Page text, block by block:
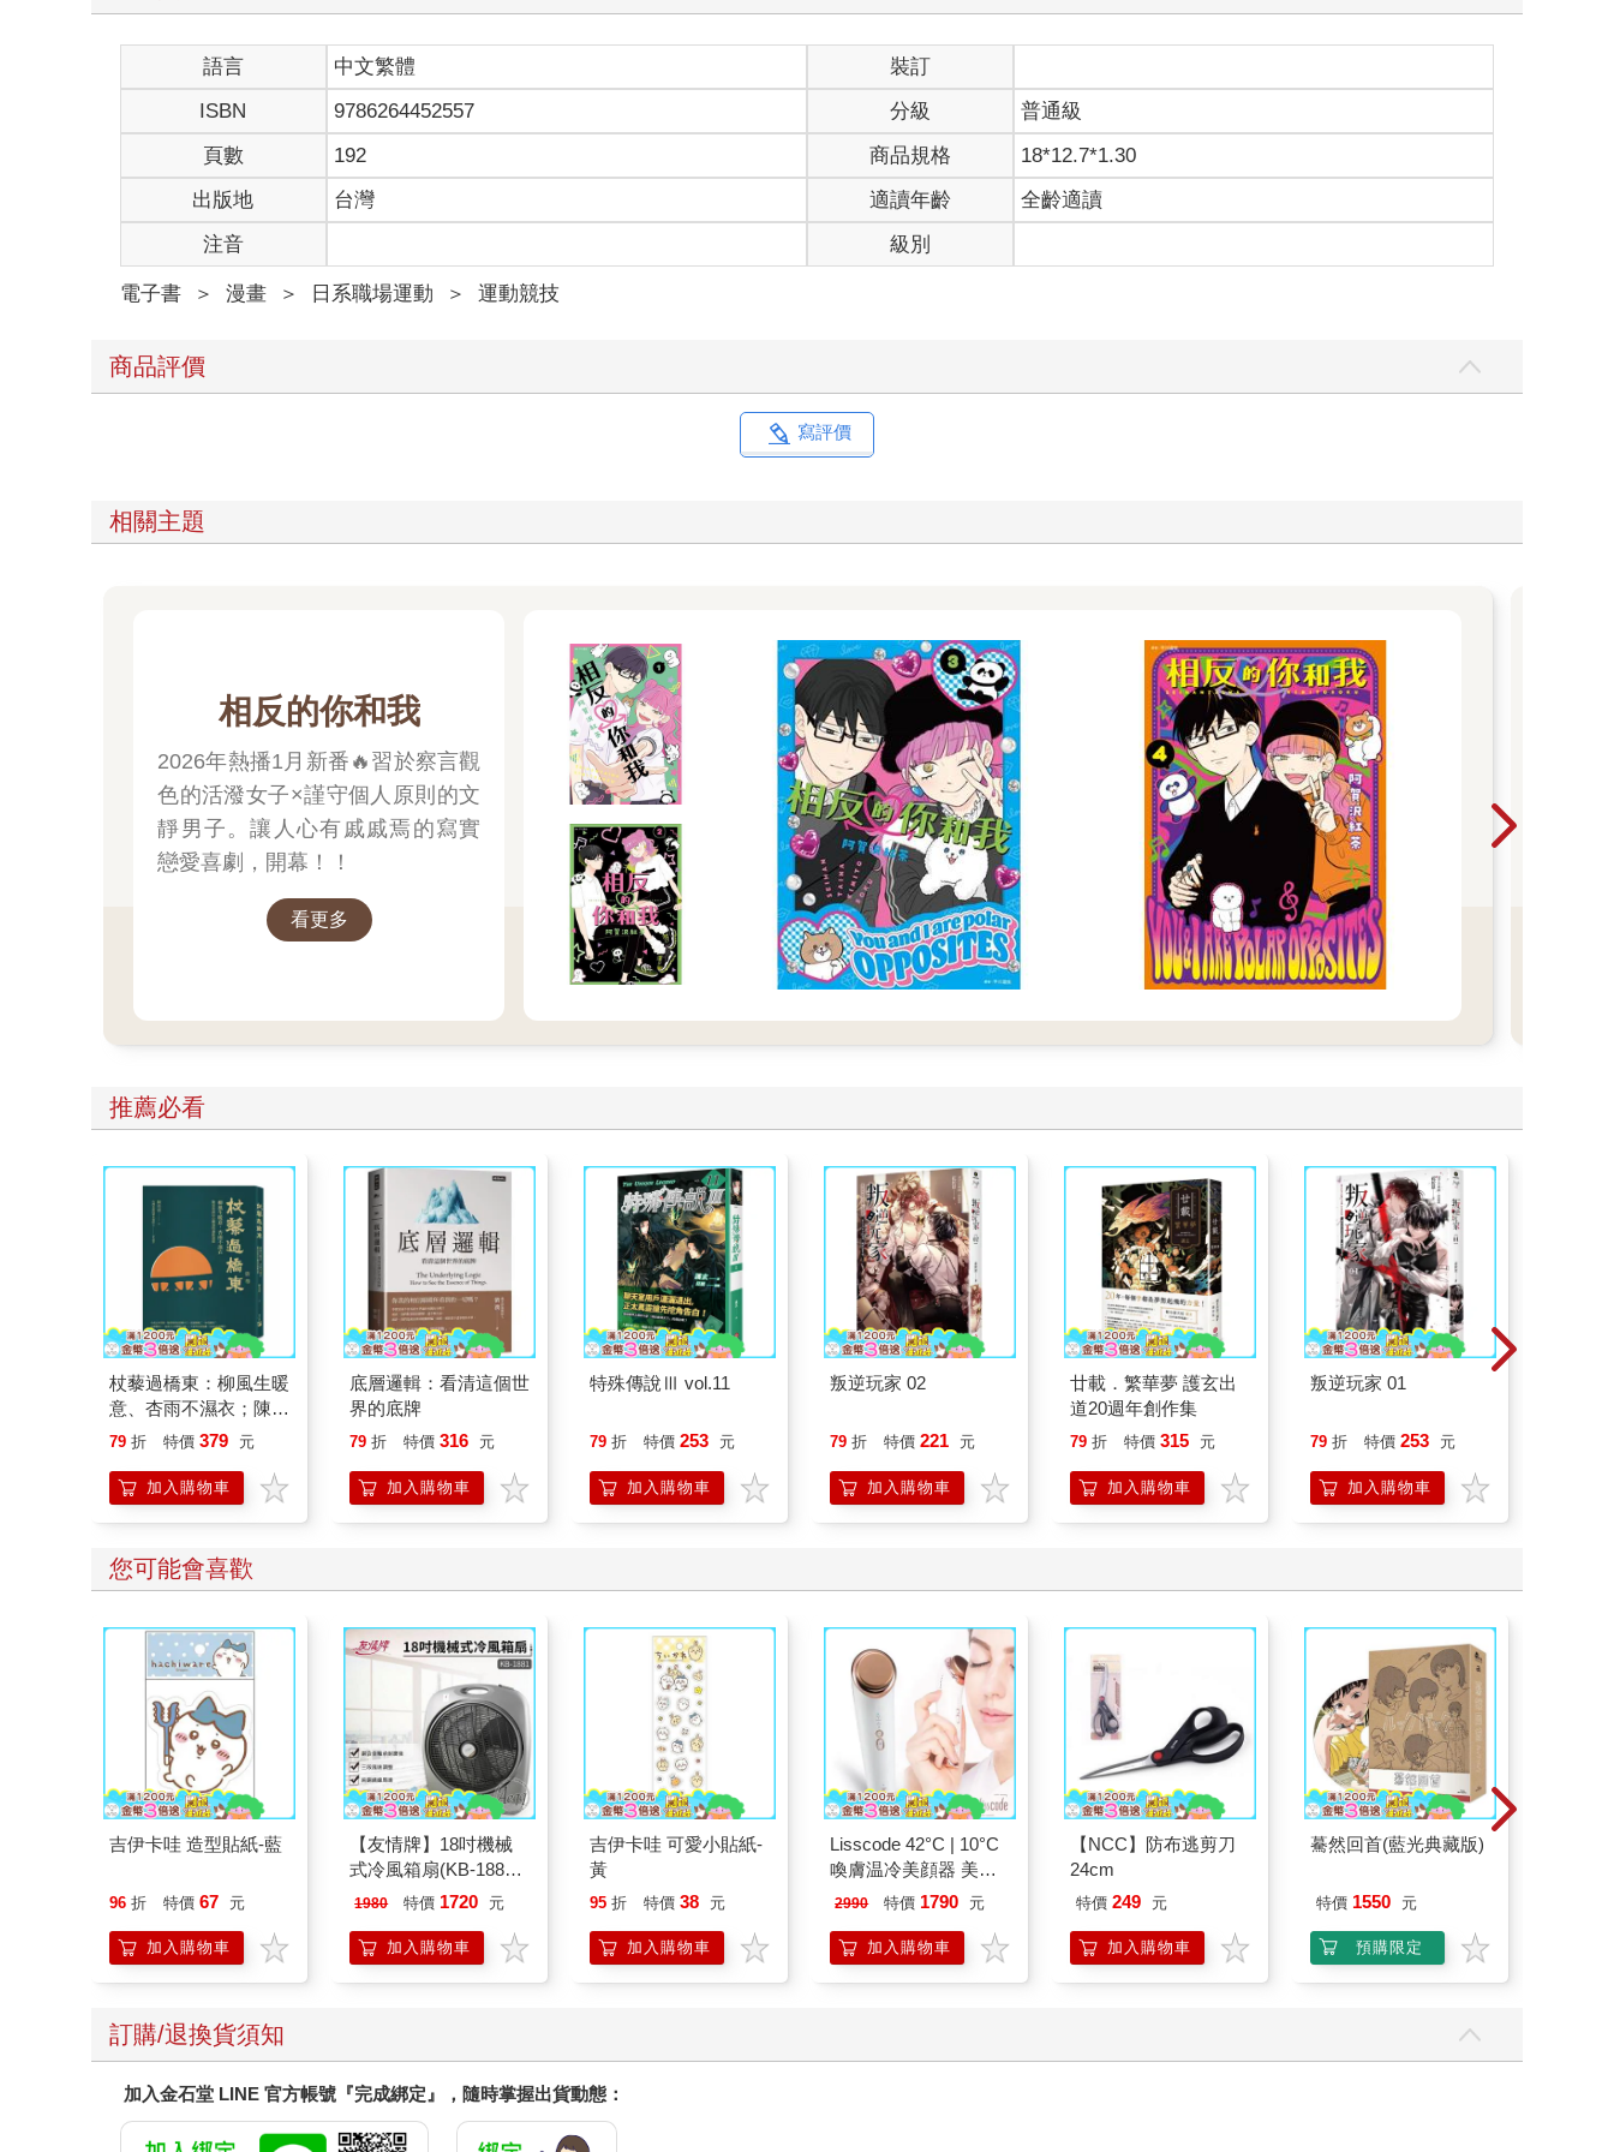
語言 中文繁體
裝訂
ISBN
9786264452557 分級
普通級
頁數
192 商品規格
18*12.7*1.30
出版地
台灣 適讀年齡
全齡適讀
注音
級別
電子書 ＞ 漫畫 ＞ 日系職場運動 ＞ 運動競技
商品評價
寫評價
相關主題
相反的你和我
2026年熱播1月新番🔥習於察言觀
色的活潑女子×謹守個人原則的文
靜男子。讓人心有戚戚焉的寫實
戀愛喜劇，開幕！！
看更多
推薦必看
杖藜過橋東：柳風生暖
意、杏雨不濕衣；陳亮
恭談以心轉境的適齡漫
79 折 特價 379 元
加入購物車
底層邏輯：看清這個世
界的底牌
79 折 特價 316 元
加入購物車
特殊傳說Ⅲ vol.11
79 折 特價 253 元
加入購物車
叛逆玩家 02
79 折 特價 221 元
加入購物車
廿載．繁華夢 護玄出
道20週年創作集
79 折 特價 315 元
加入購物車
叛逆玩家 01
79 折 特價 253 元
加入購物車
您可能會喜歡
吉伊卡哇 造型貼紙-藍
96 折 特價 67 元
加入購物車
【友情牌】18吋機械
式冷風箱扇(KB-1881
按鍵在上方)
1980 特價 1720 元
加入購物車
吉伊卡哇 可愛小貼紙-
黃
95 折 特價 38 元
加入購物車
Lisscode 42°C | 10°C
喚膚温冷美顔器 美膚
儀
2990 特價 1790 元
加入購物車
【NCC】防布逃剪刀
24cm
特價 249 元
加入購物車
驀然回首(藍光典藏版)
特價 1550 元
預購限定
訂購/退換貨須知
加入金石堂 LINE 官方帳號『完成綁定』，隨時掌握出貨動態：